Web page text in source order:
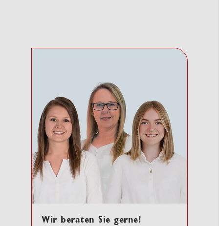
Wir beraten Sie gerne!